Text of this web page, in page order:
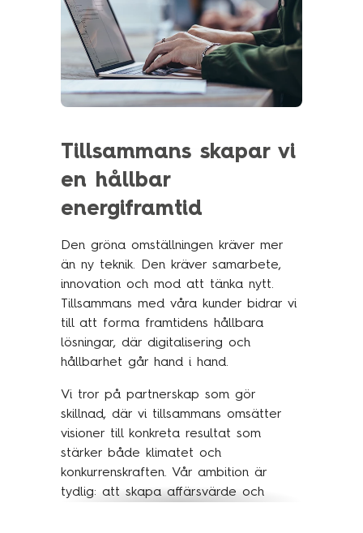
Tillsammans skapar vi
en hållbar
energiframtid
Den gröna omställningen kräver mer
än ny teknik. Den kräver samarbete,
innovation och mod att tänka nytt.
Tillsammans med våra kunder bidrar vi
till att forma framtidens hållbara
lösningar, där digitalisering och
hållbarhet går hand i hand.
Vi tror på partnerskap som gör
skillnad, där vi tillsammans omsätter
visioner till konkreta resultat som
stärker både klimatet och
konkurrenskraften. Vår ambition är
tydlig: att skapa affärsvärde och